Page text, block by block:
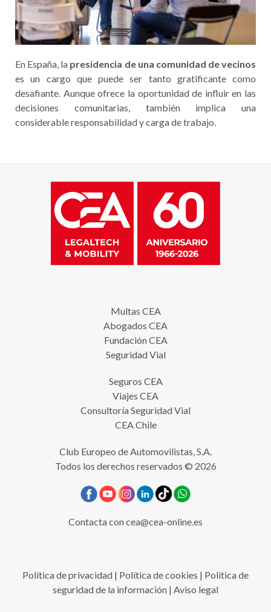
En España, la presidencia de una comunidad de vecinos
es un cargo que puede ser tanto gratificante como
desafiante. Aunque ofrece la oportunidad de influir en las
decisiones comunitarias, también implica una
considerable responsabilidad y carga de trabajo.
Multas CEA
Abogados CEA
Fundación CEA
Seguridad Vial
Seguros CEA
Viajes CEA
Consultoría Seguridad Vial
CEA Chile
Club Europeo de Automovilistas, S.A.
Todos los derechos reservados © 2026
Contacta concea@cea-online.es
Política de privacidad | Política de cookies | Política de
seguridad de la información | Aviso legal